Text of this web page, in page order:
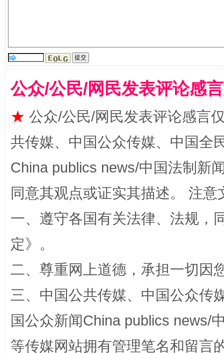
国家大学科技园优化重塑工作
扯下公款旅游的“隐身衣” 如何以
“蜀中异人”王建安的艺术幻境
公众/公民/网民发表评论感
★ 公众/公民/网民发表评论感言
共传媒、中国公众传媒、中国全
China publics news/中国法制新
同意其观点或证实其描述。 注
一、遵守各国有关法律、法规，
定》。
二、尊重网上道德，承担一切因
三、中国公共传媒、中国公众传
国公众新闻China publics news/
等传媒网站拥有管理笔名和留言